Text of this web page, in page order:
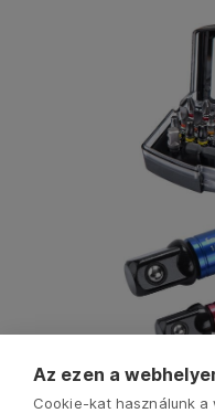
Az ezen a
Cookie-kat használunk